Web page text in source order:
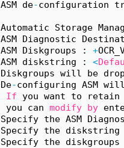
ASM de-configuration
Automatic Storage
ASM Diagnostic
ASM Diskgroups : +
ASM diskstring : <
Diskgroups will be
De-configuring ASM
If you want to
you can modify by
Specify the ASM
Specify the
Specify the diskgroups